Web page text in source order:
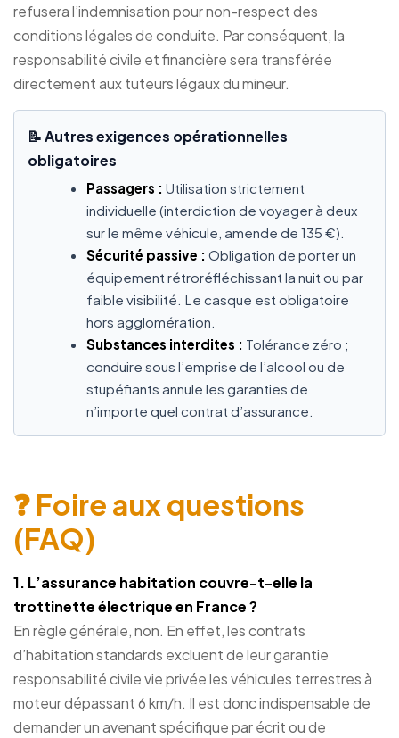
refusera l’indemnisation pour non-respect des
conditions légales de conduite. Par conséquent, la
responsabilité civile et financière sera transférée
directement aux tuteurs légaux du mineur.
📝 Autres exigences opérationnelles
obligatoires
Passagers : Utilisation strictement
individuelle (interdiction de voyager à deux
sur le même véhicule, amende de 135 €).
Sécurité passive : Obligation de porter un
équipement rétroréfléchissant la nuit ou par
faible visibilité. Le casque est obligatoire
hors agglomération.
Substances interdites : Tolérance zéro ;
conduire sous l’emprise de l’alcool ou de
stupéfiants annule les garanties de
n’importe quel contrat d’assurance.
❓ Foire aux questions
(FAQ)
1. L’assurance habitation couvre-t-elle la
trottinette électrique en France ?
En règle générale, non. En effet, les contrats
d’habitation standards excluent de leur garantie
responsabilité civile vie privée les véhicules terrestres à
moteur dépassant 6 km/h. Il est donc indispensable de
demander un avenant spécifique par écrit ou de